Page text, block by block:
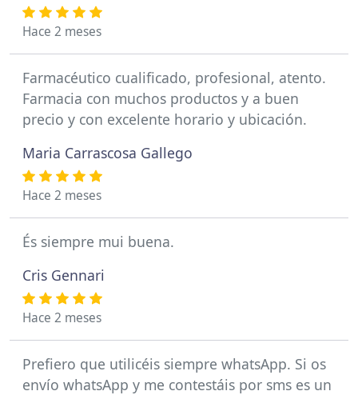
Hace 2 meses
Farmacéutico cualificado, profesional, atento.
Farmacia con muchos productos y a buen
precio y con excelente horario y ubicación.
Maria Carrascosa Gallego
Hace 2 meses
És siempre mui buena.
Cris Gennari
Hace 2 meses
Prefiero que utilicéis siempre whatsApp. Si os
envío whatsApp y me contestáis por sms es un